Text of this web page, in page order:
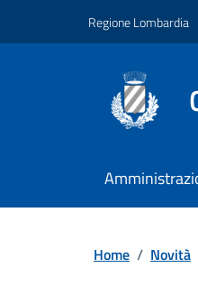
Regione Lombardia
Home / Novità